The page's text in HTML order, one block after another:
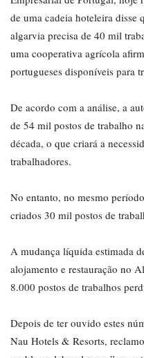
de uma cadeia hoteleira disse
algarvia precisa de 40 mil
uma cooperativa agrícola
portugueses disponíveis para
De acordo com a análise, a
de 54 mil postos de trabalho
década, o que criará a
trabalhadores.
No entanto, no mesmo
criados 30 mil postos de
A mudança líquida estimada
alojamento e restauração no
8.000 postos de trabalhos
Depois de ter ouvido estes
Nau Hotels & Resorts,